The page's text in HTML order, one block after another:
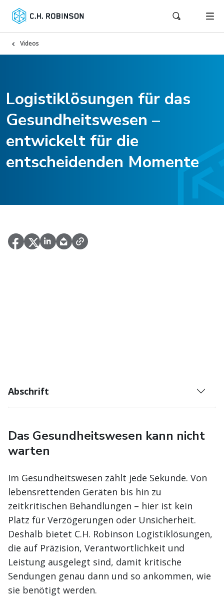
Videos
Logistiklösungen für das
Gesundheitswesen –
entwickelt für die
entscheidenden Momente
Abschrift
Das Gesundheitswesen kann nicht
warten
Im Gesundheitswesen zählt jede Sekunde. Von
lebensrettenden Geräten bis hin zu
zeitkritischen Behandlungen – hier ist kein
Platz für Verzögerungen oder Unsicherheit.
Deshalb bietet C.H. Robinson Logistiklösungen,
die auf Präzision, Verantwortlichkeit und
Leistung ausgelegt sind, damit kritische
Sendungen genau dann und so ankommen, wie
sie benötigt werden.